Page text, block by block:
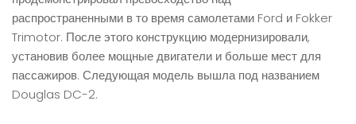
распространенными в то время самолетами Ford и Fokker
Trimotor. После этого конструкцию модернизировали,
установив более мощные двигатели и больше мест для
пассажиров. Следующая модель вышла под названием
Douglas DC-2.